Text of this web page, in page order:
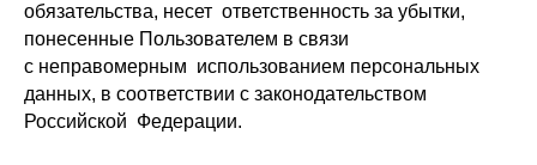
обязательства, несет ответственность за убытки,
понесенные Пользователем в связи
с неправомерным использованием персональных
данных, в соответствии с законодательством
Российской Федерации.